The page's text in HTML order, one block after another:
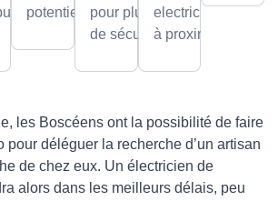
potentiel.
pour plus
de sécurité.
electricien
à proximité
les Boscéens ont la possibilité de faire
pour déléguer la recherche d’un artisan
de chez eux. Un électricien de
alors dans les meilleurs délais, peu